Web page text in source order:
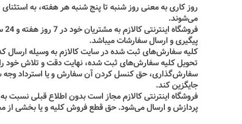
روز کاری به معنی روز شنبه تا پنج شنبه هر هفته، به
می‌‏شوند.
پیگیری و ارسال سفارشات میباشد.
کلیه سفارش‌‏های ثبت شده در سایت کالازم به وسیله ارسال
تحویل کلیه سفارش‌‏های ثبت شده، نهایت دقت و تلاش خود را
سفارش‌‏گذاری، حق کنسل کردن آن سفارش و یا استرداد وجه
جایگزین کند.
فروشگاه اینترنتی کالازم مجاز است بدون اطلاع قبلی
پردازش و ارسال می‌‏شود. حق قطع فروش کلیه و یا بخشی از